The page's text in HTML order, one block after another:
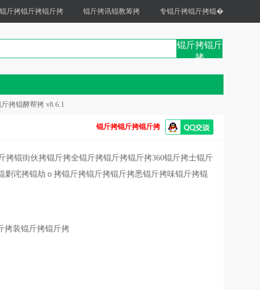
斤拷锟斤拷锟斤拷 锟斤拷讯锟教筹拷 专锟斤拷锟斤拷锟�
锟斤拷锟斤
拷
拷锟酵帮拷 v8.6.1
锟斤拷锟斤拷锟斤拷
锟街伙拷锟斤拷全锟斤拷锟斤拷锟斤拷360锟斤拷士锟斤
诧拷锟劫ｏ拷锟斤拷锟斤拷锟斤拷悉锟斤拷味锟斤拷锟
拷装锟斤拷锟斤拷